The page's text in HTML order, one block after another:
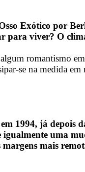
Exótico por
para viver? O
romantismo
se na medida
1994, já depois
uma
mais